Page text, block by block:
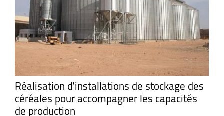
Réalisation d’installations de stockage des
céréales pour accompagner les capacités
de production